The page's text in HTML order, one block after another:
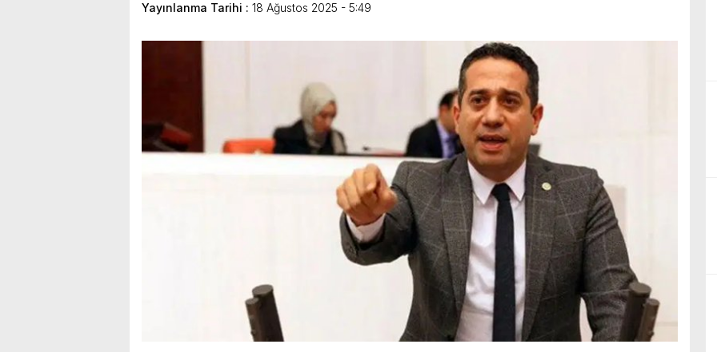
bulunduk. Ortak akıl ve iş birliğiyle hayata geçireceğimiz çalışmalar üzerine verimli bir
Yayınlanma Tarihi : 18 Ağustos 2025 - 5:49